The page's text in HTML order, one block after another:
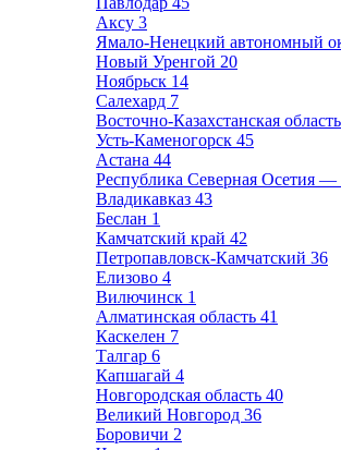
Аксу 3
Ямало-Ненецкий автономный
Новый Уренгой 20
Ноябрьск 14
Салехард 7
Восточно-Казахстанская область
Усть-Каменогорск 45
Астана 44
Республика Северная Осетия
Владикавказ 43
Беслан 1
Камчатский край 42
Петропавловск-Камчатский 36
Елизово 4
Вилючинск 1
Алматинская область 41
Каскелен 7
Талгар 6
Капшагай 4
Новгородская область 40
Великий Новгород 36
Боровичи 2